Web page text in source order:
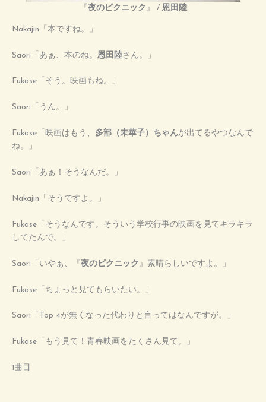
『 夜のピクニック 』 / 恩田陸
Nakajin「本ですね。」
Saori「あぁ、本のね。 恩田陸さん。」
Fukase「そう。映画もね。」
Saori「うん。」
Fukase「映画はもう、 多部（未華子）ちゃんが出てるやつなんで
ね。」
Saori「あぁ！そうなんだ。」
Nakajin「そうですよ。」
Fukase「そうなんです。そういう学校行事の映画を見てキラキラ
してたんで。」
Saori「いやぁ、『 夜のピクニック 』素晴らしいですよ。」
Fukase「ちょっと見てもらいたい。」
Saori「Top 4が無くなった代わりと言ってはなんですが。」
Fukase「もう見て！青春映画をたくさん見て。」
1曲目